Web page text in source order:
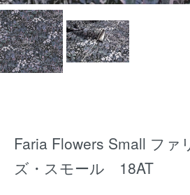
Faria Flowers Small ファ
ズ・スモール 18AT